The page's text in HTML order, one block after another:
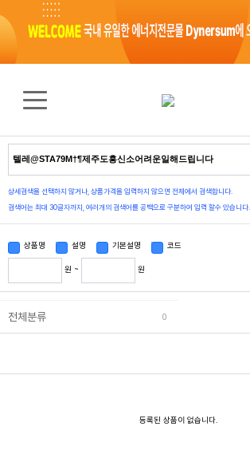
상세검색을 선택하지 않거나, 상품가격을 입력하지 않으면 전체에서 검색합니다.
검색어는 최대 30글자까지, 여러개의 검색어를 공백으로 구분하여 입력 할수 있습니다.
상품명 설명 기본설명 코드
원 ~ 원
전체분류 0
등록된 상품이 없습니다.